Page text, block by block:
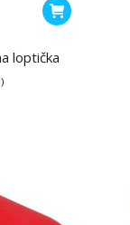
loptička